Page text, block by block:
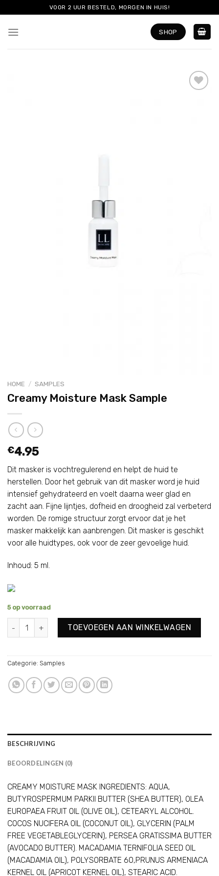
to
content
VOOR 2 UUR BESTELD, MORGEN IN HUIS!
SHOP
HOME / SAMPLES
Creamy Moisture Mask Sample
€4.95
Dit masker is vochtregulerend en helpt de huid te
herstellen. Door het gebruik van dit masker word je huid
intensief gehydrateerd en voelt daarna weer glad en
zacht aan. Fijne lijntjes, dofheid en droogheid zal verbeterd
worden. De romige structuur zorgt ervoor dat je het
masker makkelijk kan aanbrengen. Dit masker is geschikt
voor alle huidtypes, ook voor de zeer gevoelige huid.
Inhoud: 5 ml.
5 op voorraad
Creamy Moisture Mask Sample aantal
TOEVOEGEN AAN WINKELWAGEN
Categorie: Samples
BESCHRIJVING
BEOORDELINGEN (0)
CREAMY MOISTURE MASK INGREDIENTS: AQUA,
BUTYROSPERMUM PARKII BUTTER (SHEA BUTTER), OLEA
EUROPAEA FRUIT OIL (OLIVE OIL), CETEARYL ALCOHOL.
COCOS NUCIFERA OIL (COCONUT OIL), GLYCERIN (PALM
FREE VEGETABLEGLYCERIN), PERSEA GRATISSIMA BUTTER
(AVOCADO BUTTER). MACADAMIA TERNIFOLIA SEED OIL
(MACADAMIA OIL), POLYSORBATE 60,PRUNUS ARMENIACA
KERNEL OIL (APRICOT KERNEL OIL), STEARIC ACID.